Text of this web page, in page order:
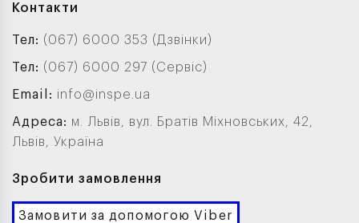
Контакти
Тел: (067) 6000 353 (Дзвінки)
Тел: (067) 6000 297 (Сервіс)
Email: info@inspe.ua
Адреса: м. Львів, вул. Братів Міхновських, 42,
Львів, Україна
Зробити замовлення
Замовити за допомогою Viber